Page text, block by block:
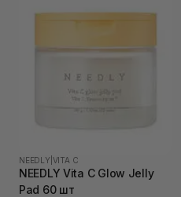
NEEDLY VITA C
NEEDLY Vita C Glow Jelly
Pad 60 шт